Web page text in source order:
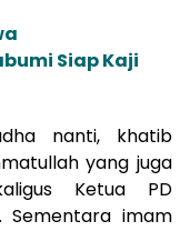
Siap Kaji
nanti, khatib
yang juga
Ketua PD
Sementara imam